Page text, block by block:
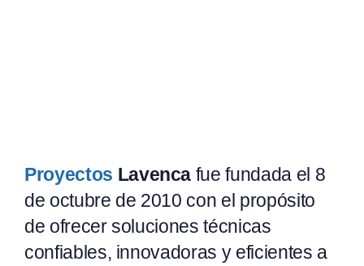
Proyectos Lavenca fue fundada el 8
de octubre de 2010 con el propósito
de ofrecer soluciones técnicas
confiables, innovadoras y eficientes a